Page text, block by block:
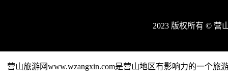
2023 版权所有 © 营
营山旅游网www.wzangxin.com是营山地区有影响力的一个